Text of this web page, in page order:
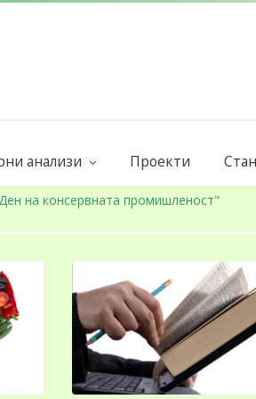
анализи Проекти
на консервната промишленост"